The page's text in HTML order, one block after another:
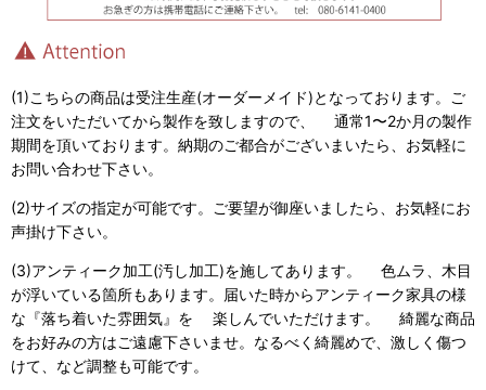
(1)こちらの商品は受注生産(オーダーメイド)となっております。ご
注文をいただいてから製作を致しますので、 通常1〜2か月の製作
期間を頂いております。納期のご都合がございまいたら、お気軽に
お問い合わせ下さい。
(2)サイズの指定が可能です。ご要望が御座いましたら、お気軽にお
声掛け下さい。
(3)アンティーク加工(汚し加工)を施してあります。 色ムラ、木目
が浮いている箇所もあります。届いた時からアンティーク家具の様
な『落ち着いた雰囲気』を 楽しんでいただけます。 綺麗な商品
をお好みの方はご遠慮下さいませ。なるべく綺麗めで、激しく傷つ
けて、など調整も可能です。